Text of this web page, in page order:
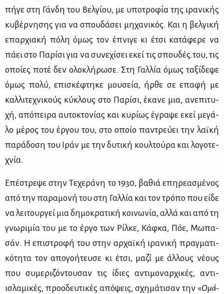
πή­γε στη Γάν­δη του Βελ­γί­ου, με υπο­τρο­φία της ιρα­νι­κής
κυ­βέρ­νη­σης για να σπου­δά­σει μη­χα­νι­κός. Και η βελ­γι­κή
επαρ­χια­κή πό­λη όμως τον έπνι­γε κι έτσι κα­τά­φε­ρε να
πά­ει στο Πα­ρί­σι για να συ­νε­χί­σει εκεί τις σπου­δές του, τις
οποί­ες πο­τέ δεν ολο­κλή­ρω­σε. Στη Γαλ­λία όμως τα­ξί­δε­ψε
όμως πο­λύ, επι­σκέ­φτη­κε μου­σεία, ήρ­θε σε επα­φή με
καλ­λι­τε­χνι­κούς κύ­κλους στο Πα­ρί­σι, έκα­νε μια, ανε­πι­τυ­
χή, από­πει­ρα αυ­το­κτο­νί­ας και κυ­ρί­ως έγρα­ψε εκεί με­γά­
λο μέ­ρος του έρ­γου του, στο οποίο πα­ντρεύ­ει την λαϊ­κή
πα­ρά­δο­ση του Ιράν με την δυ­τι­κή κουλ­τού­ρα και λο­γο­τε­
χνία.
Επέ­στρε­ψε στην Τε­χε­ρά­νη το 1930, βα­θιά επη­ρε­α­σμέ­νος
από την πα­ρα­μο­νή του στη Γαλ­λία και τον τρό­πο που εί­δε
να λει­τουρ­γεί μια δη­μο­κρα­τι­κή κοι­νω­νία, αλ­λά και από τη
γνω­ρι­μία του με το έρ­γο των Ρίλ­κε, Κάφ­κα, Πόε, Μω­πα­
σάν. Η επι­στρο­φή του στην αρ­χαϊ­κή ιρα­νι­κή πραγ­μα­τι­
κό­τη­τα τον απο­γο­ή­τευ­σε κι έτσι, μα­ζί με άλ­λους νέ­ους
που συ­με­ρι­ζό­ντου­σαν τις ίδιες αντι­μο­ναρ­χι­κές, αντι-
ισλα­μι­κές, προ­ο­δευ­τι­κές από­ψεις, σχη­μά­τι­σαν την «Ομά­